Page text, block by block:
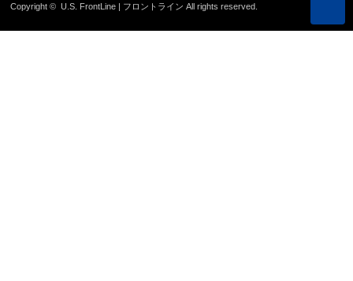
Copyright ©U.S. FrontLine | フロントライン All rights reserved.